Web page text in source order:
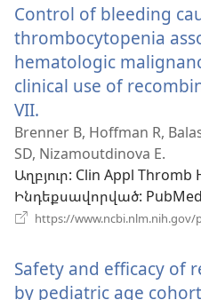
Control of bleeding
thrombocytopenia
hematologic
clinical use of
VII.
է
նոր
պատուհան)
Brenner B, Hoffman R,
SD, Nizamoutdinova E.
Աղբյուր‎: Clin Appl Thromb
Ինդեքսավորված‎:
https://www.ncbi.nlm.nih.gov/
Safety and efficacy of
by pediatric age